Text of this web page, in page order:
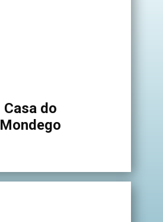
Casa do
Mondego